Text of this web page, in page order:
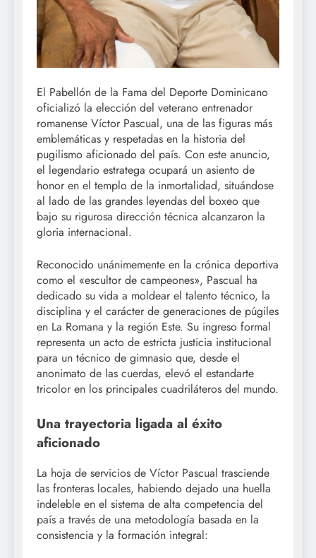
El Pabellón de la Fama del Deporte Dominicano
oficializó la elección del veterano entrenador
romanense Víctor Pascual, una de las figuras más
emblemáticas y respetadas en la historia del
pugilismo aficionado del país. Con este anuncio,
el legendario estratega ocupará un asiento de
honor en el templo de la inmortalidad, situándose
al lado de las grandes leyendas del boxeo que
bajo su rigurosa dirección técnica alcanzaron la
gloria internacional.
Reconocido unánimemente en la crónica deportiva
como el «escultor de campeones», Pascual ha
dedicado su vida a moldear el talento técnico, la
disciplina y el carácter de generaciones de púgiles
en La Romana y la región Este. Su ingreso formal
representa un acto de estricta justicia institucional
para un técnico de gimnasio que, desde el
anonimato de las cuerdas, elevó el estandarte
tricolor en los principales cuadriláteros del mundo.
Una trayectoria ligada al éxito
aficionado
La hoja de servicios de Víctor Pascual trasciende
las fronteras locales, habiendo dejado una huella
indeleble en el sistema de alta competencia del
país a través de una metodología basada en la
consistencia y la formación integral: